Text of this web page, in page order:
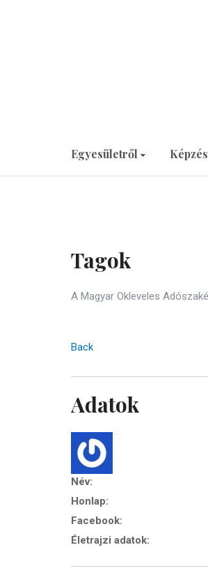
Egyesületről
Tagok
A Magyar Okleveles
Back
Adatok
Név:
Honlap:
Facebook:
Életrajzi adatok: